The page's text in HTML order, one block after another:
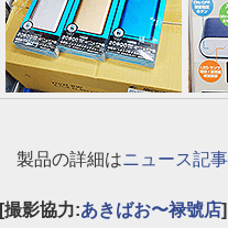
製品の詳細はニュース記事
[撮影協力:あきばお〜禄號店]